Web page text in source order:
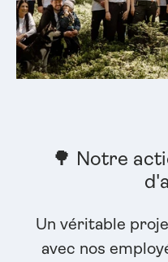
🌳 Notre
Un véritable
avec nos